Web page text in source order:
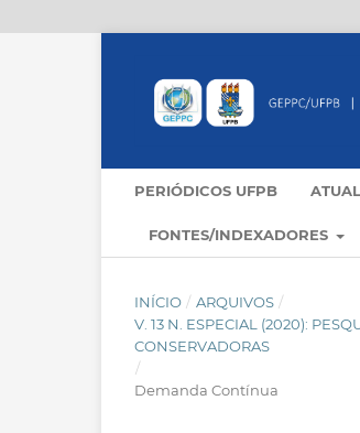
PERIÓDICOS UFPB ATUAL
FONTES/INDEXADORES
INÍCIO / ARQUIVOS /
V. 13 N. ESPECIAL (2020):
CONSERVADORAS
/
Demanda Contínua